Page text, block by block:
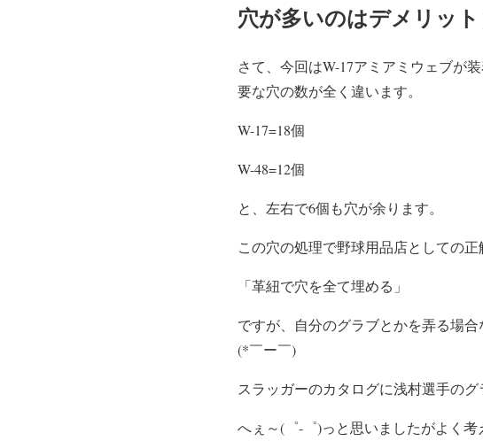
穴が多いのはデメリット
さて、今回はW-17アミアミウェブが
要な穴の数が全く違います。
W-17=18個
W-48=12個
と、左右で6個も穴が余ります。
この穴の処理で野球用品店としての正
「革紐で穴を全て埋める」
ですが、自分のグラブとかを弄る場
(*￣ー￣)
スラッガーのカタログに浅村選手の
へぇ～(゜-゜)っと思いましたがよく